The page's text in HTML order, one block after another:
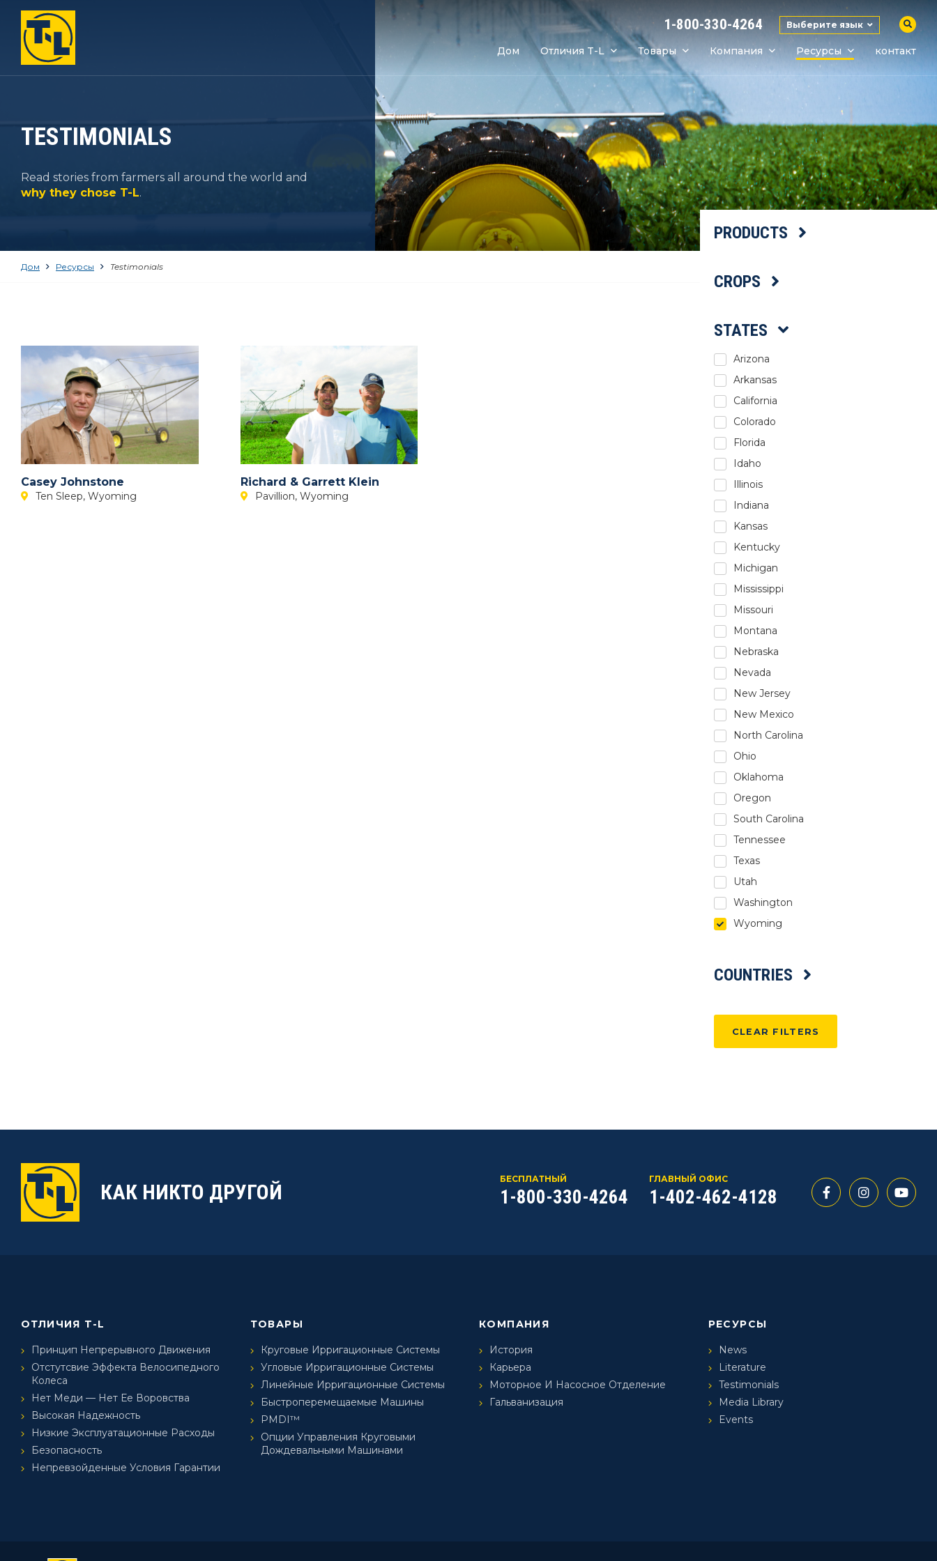
ДОМ
ТОВАРЫ
РЕСУРСЫ
1-800-330-4264 Выберите язык
Дом Отличия T-L Товары Компания Ресурсы контакт
TESTIMONIALS
Read stories from farmers all around the world and
why they chose T-L.
Дом Ресурсы Testimonials
Casey Johnstone
Ten Sleep, Wyoming
Richard & Garrett Klein
Pavillion, Wyoming
PRODUCTS
CROPS
STATES
Arizona
Arkansas
California
Colorado
Florida
Idaho
Illinois
Indiana
Kansas
Kentucky
Michigan
Mississippi
Missouri
Montana
Nebraska
Nevada
New Jersey
New Mexico
North Carolina
Ohio
Oklahoma
Oregon
South Carolina
Tennessee
Texas
Utah
Washington
Wyoming
COUNTRIES
CLEAR FILTERS
КАК НИКТО ДРУГОЙ
БЕСПЛАТНЫЙ
1-800-330-4264
ГЛАВНЫЙ ОФИС
1-402-462-4128
ОТЛИЧИЯ T-L
Принцип Непрерывного Движения
Отстутсвие Эффекта Велосипедного
Колеса
Нет Меди — Нет Ее Воровства
Высокая Надежность
Низкие Эксплуатационные Расходы
Безопасность
Непревзойденные Условия Гарантии
ТОВАРЫ
Круговые Ирригационные Системы
Угловые Ирригационные Системы
Линейные Ирригационные Системы
Быстроперемещаемые Машины
PMDI™
Опции Управления Круговыми
Дождевальными Машинами
КОМПАНИЯ
История
Карьера
Моторное И Насосное Отделение
Гальванизация
РЕСУРСЫ
News
Literature
Testimonials
Media Library
Events